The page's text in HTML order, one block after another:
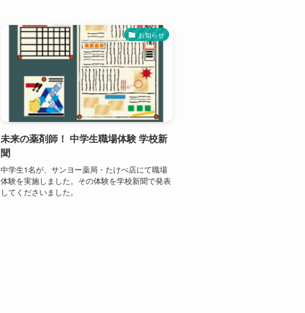
お知らせ
未来の薬剤師！ 中学生職場体験 学校新
聞
中学生1名が、サンヨー薬局・たけべ店にて職場
体験を実施しました。その体験を学校新聞で発表
してくださいました。